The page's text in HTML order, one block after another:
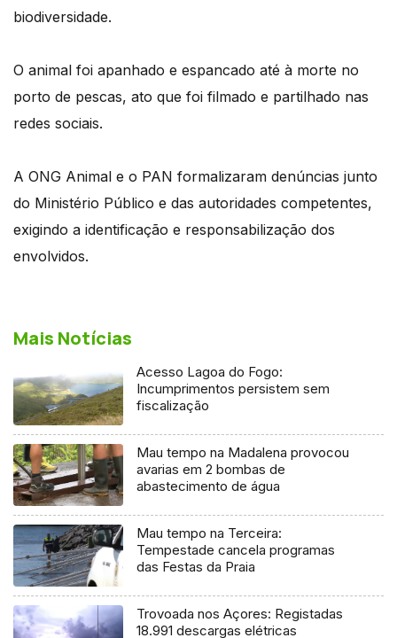
biodiversidade.
O animal foi apanhado e espancado até à morte no
porto de pescas, ato que foi filmado e partilhado nas
redes sociais.
A ONG Animal e o PAN formalizaram denúncias junto
do Ministério Público e das autoridades competentes,
exigindo a identificação e responsabilização dos
envolvidos.
Mais Notícias
Acesso Lagoa do Fogo:
Incumprimentos persistem sem
fiscalização
Mau tempo na Madalena provocou
avarias em 2 bombas de
abastecimento de água
Mau tempo na Terceira:
Tempestade cancela programas
das Festas da Praia
Trovoada nos Açores: Registadas
18.991 descargas elétricas